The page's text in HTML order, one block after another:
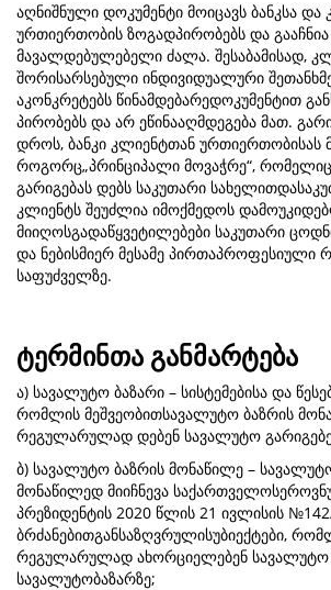
აღნიშნული დოკუმენტი მოიცავს ბანკსა
ურთიერთობის ზოგადპირობებს და გააჩნია
მავალდებულებელი ძალა. შესაბამისად,
შორისარსებული ინდივიდუალური
აკონკრეტებს წინამდებარედოკუმენტით
პირობებს და არ ეწინააღმდეგება მათ.
დროს, ბანკი კლიენტთან ურთიერთობისას
როგორც„პრინციპალი მოვაჭრე“,
გარიგებას დებს საკუთარი
კლიენტს შეუძლია იმოქმედოს
მიიღოსგადაწყვეტილებები საკუთარი
და ნებისმიერ მესამე პირთაპროფესიული
საფუძველზე.
ტერმინთა განმარტება
ა) სავალუტო ბაზარი – სისტემებისა და
რომლის მეშვეობითსავალუტო ბაზრის
რეგულარულად დებენ სავალუტო
ბ) სავალუტო ბაზრის მონაწილე –
მონაწილედ მიიჩნევა
პრეზიდენტის 2020 წლის 21 ივლისის
ბრძანებითგანსაზღვრულისუბიექტები,
რეგულარულად ახორციელებენ სავალუტო
სავალუტობაზარზე;